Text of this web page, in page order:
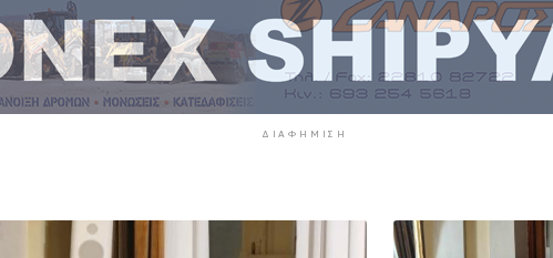
ΔΙΑΦΉΜΙΣΗ